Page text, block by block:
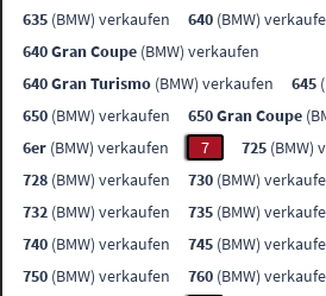
635 (BMW) verkaufen 640 (BMW)
640 Gran Coupe (BMW) verkaufen
640 Gran Turismo (BMW) verkaufen 645
650 (BMW) verkaufen 650 Gran Coupe
6er (BMW) verkaufen 7 725 (BMW)
728 (BMW) verkaufen 730 (BMW)
732 (BMW) verkaufen 735 (BMW)
740 (BMW) verkaufen 745 (BMW)
750 (BMW) verkaufen 760 (BMW)